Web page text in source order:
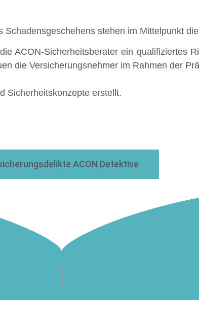
stehen im Mittelpunkt
ACON-Sicherheitsberater ein qualifiziertes
die Versicherungsnehmer im Rahmen der
Sicherheitskonzepte erstellt.
ACON Detektive